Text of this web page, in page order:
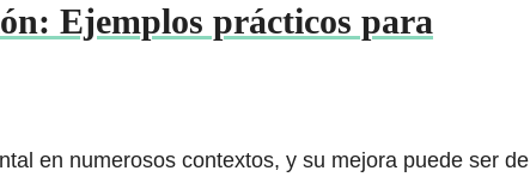
Ejemplos prácticos para
en numerosos contextos, y su mejora puede ser de